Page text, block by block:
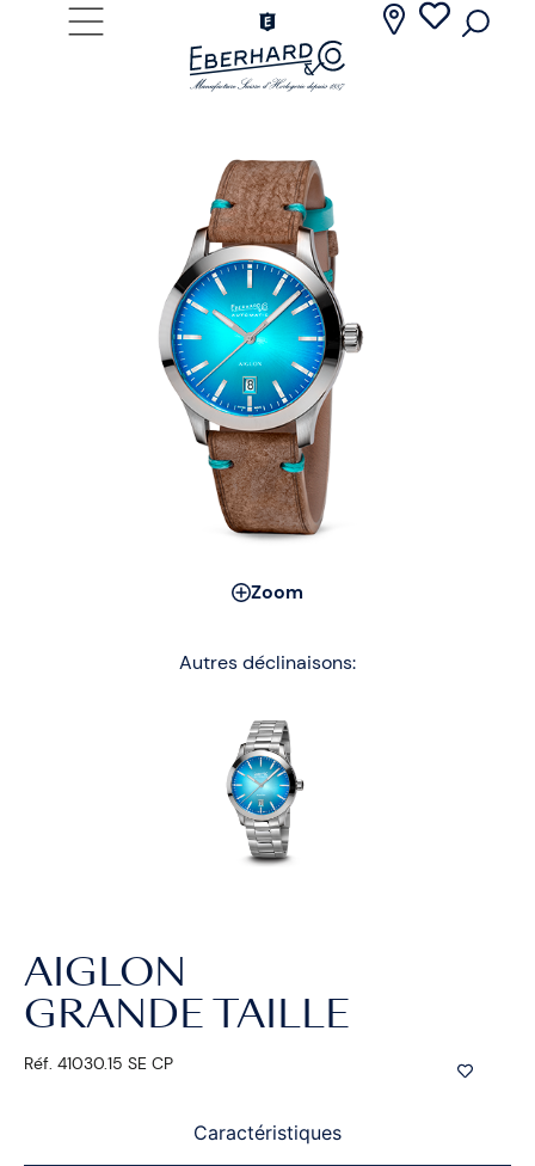
Zoom
Autres déclinaisons:
AIGLON
GRANDE TAILLE
Réf. 41030.15 SE CP
Caractéristiques